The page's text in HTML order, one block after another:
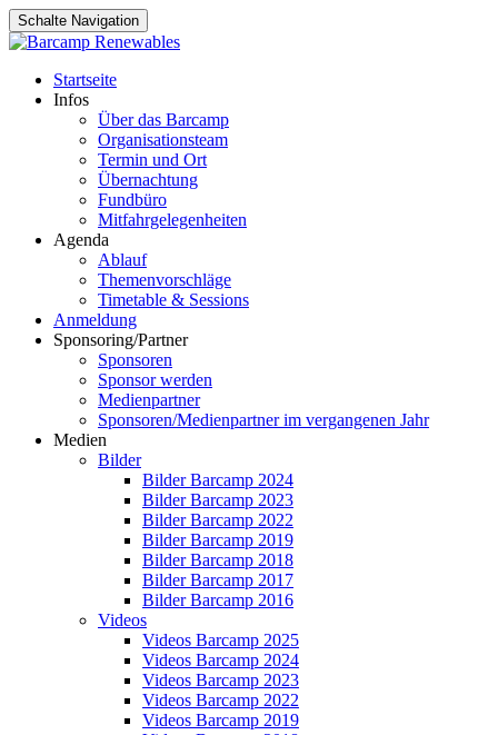
Schalte Navigation
Zum
Inhalt
Startseite
Infos
Über das Barcamp
Organisationsteam
Termin und Ort
Übernachtung
Fundbüro
Mitfahrgelegenheiten
Agenda
Ablauf
Themenvorschläge
Timetable & Sessions
Anmeldung
Sponsoring/Partner
Sponsoren
Sponsor werden
Medienpartner
Sponsoren/Medienpartner im vergangenen Jahr
Medien
Bilder
Bilder Barcamp 2024
Bilder Barcamp 2023
Bilder Barcamp 2022
Bilder Barcamp 2019
Bilder Barcamp 2018
Bilder Barcamp 2017
Bilder Barcamp 2016
Videos
Videos Barcamp 2025
Videos Barcamp 2024
Videos Barcamp 2023
Videos Barcamp 2022
Videos Barcamp 2019